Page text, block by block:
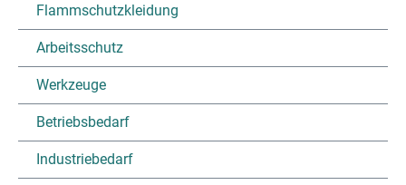
Flammschutzkleidung
Arbeitsschutz
Werkzeuge
Betriebsbedarf
Industriebedarf